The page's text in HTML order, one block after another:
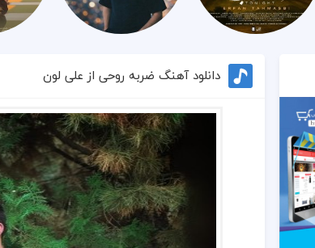
دانلود آهنگ ضربه روحی از علی لون